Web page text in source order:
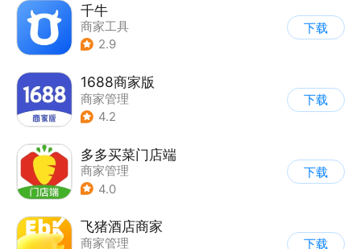
千牛
商家工具
2.9
下载
1688商家版
商家管理
4.2
下载
多多买菜门店端
商家管理
4.0
下载
飞猪酒店商家
商家管理
下载